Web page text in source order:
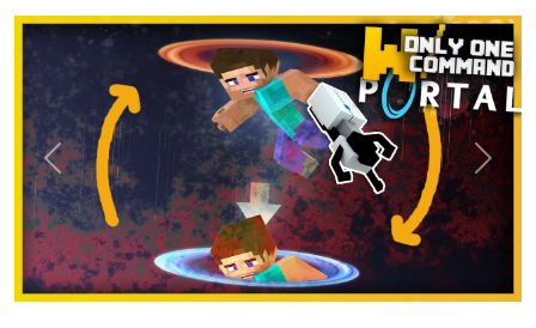
Précédent